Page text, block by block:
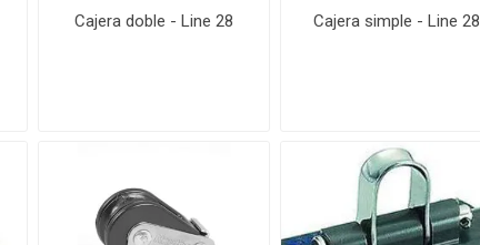
Cajera doble - Line 28 Cajera simple - Line 28